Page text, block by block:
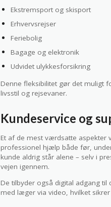
Ekstremsport og skisport
Erhvervsrejser
Feriebolig
Bagage og elektronik
Udvidet ulykkesforsikring
Denne fleksibilitet gør det muligt
livsstil og rejsevaner.
Kundeservice og
Et af de mest værdsatte aspekter
professionel hjælp både før,
kunde aldrig står alene – selv i
vejen igennem.
De tilbyder også digital adgang
med læger via video, hvilket